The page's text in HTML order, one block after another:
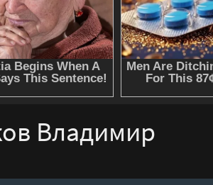
Владимир